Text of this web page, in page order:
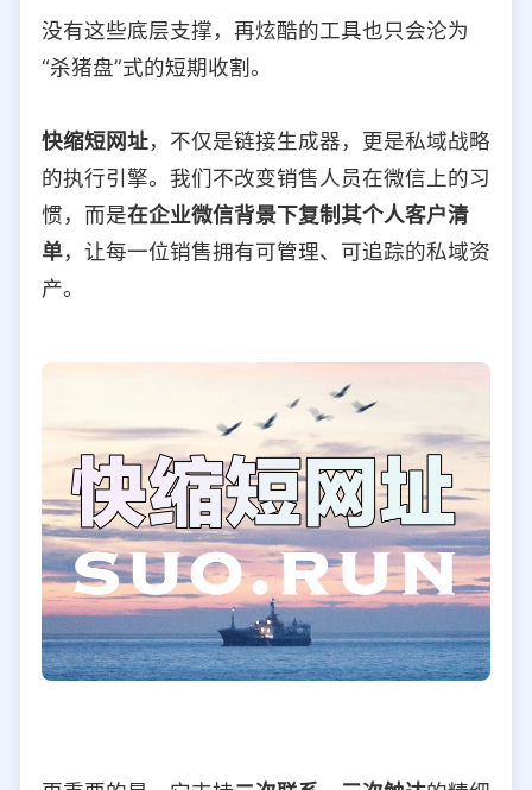
没有这些底层支撑，再炫酷的工具也只会沦为
“杀猪盘”式的短期收割。
快缩短网址，不仅是链接生成器，更是私域战略
的执行引擎。我们不改变销售人员在微信上的习
惯，而是在企业微信背景下复制其个人客户清
单，让每一位销售拥有可管理、可追踪的私域资
产。